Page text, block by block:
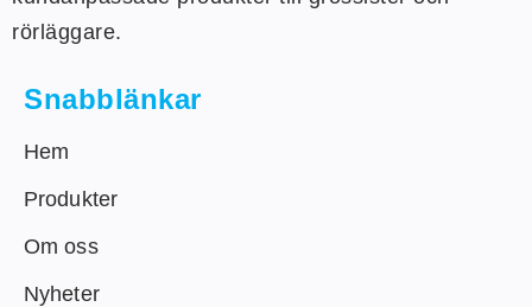
rörläggare.
Snabblänkar
Hem
Produkter
Om oss
Nyheter